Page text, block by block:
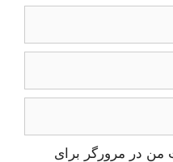
من در مرورگر برای